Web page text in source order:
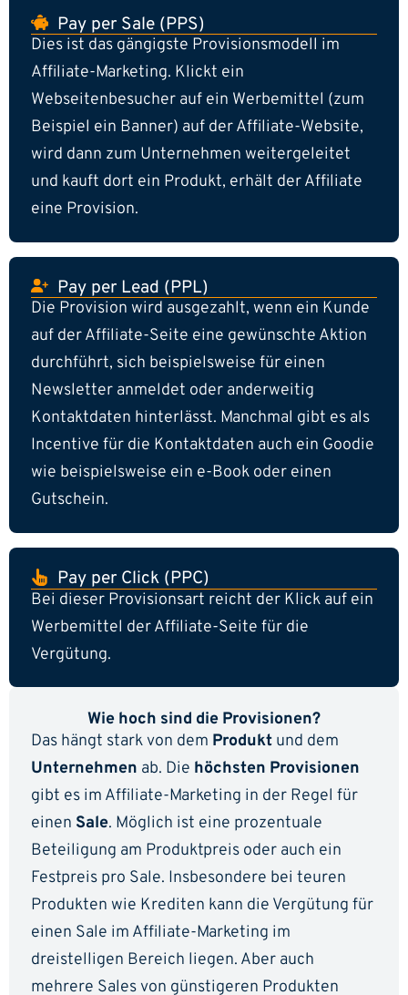
Pay per Sale (PPS)
Dies ist das gängigste Provisionsmodell im
Affiliate-Marketing. Klickt ein
Webseitenbesucher auf ein Werbemittel (zum
Beispiel ein Banner) auf der Affiliate-Website,
wird dann zum Unternehmen weitergeleitet
und kauft dort ein Produkt, erhält der Affiliate
eine Provision.
Pay per Lead (PPL)
Die Provision wird ausgezahlt, wenn ein Kunde
auf der Affiliate-Seite eine gewünschte Aktion
durchführt, sich beispielsweise für einen
Newsletter anmeldet oder anderweitig
Kontaktdaten hinterlässt. Manchmal gibt es als
Incentive für die Kontaktdaten auch ein Goodie
wie beispielsweise ein e-Book oder einen
Gutschein.
Pay per Click (PPC)
Bei dieser Provisionsart reicht der Klick auf ein
Werbemittel der Affiliate-Seite für die
Vergütung.
Wie hoch sind die Provisionen?
Das hängt stark von dem Produkt und dem
Unternehmen ab. Die höchsten Provisionen
gibt es im Affiliate-Marketing in der Regel für
einen Sale. Möglich ist eine prozentuale
Beteiligung am Produktpreis oder auch ein
Festpreis pro Sale. Insbesondere bei teuren
Produkten wie Krediten kann die Vergütung für
einen Sale im Affiliate-Marketing im
dreistelligen Bereich liegen. Aber auch
mehrere Sales von günstigeren Produkten